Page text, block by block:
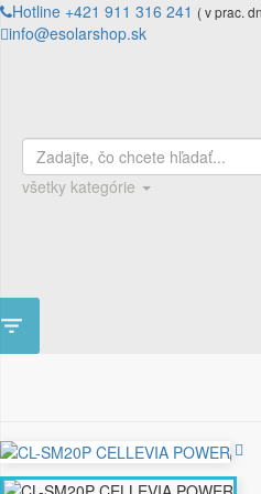
Hotline +421 911 316 241 ( v prac.
info@esolarshop.sk
všetky kategórie
ÚVOD